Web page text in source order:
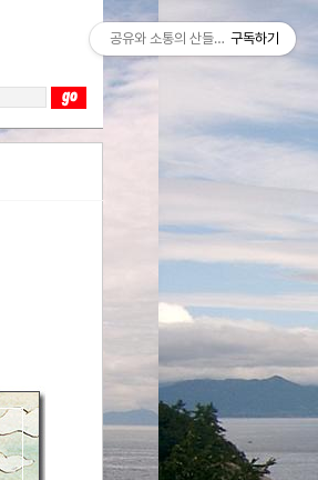
공유와 소통의 산들바람구독하기